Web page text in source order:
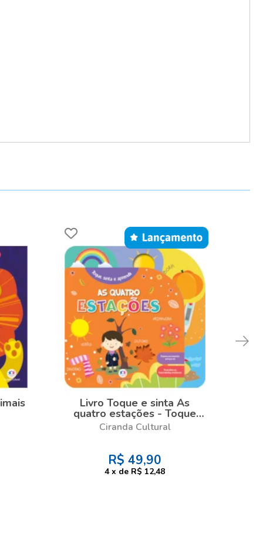
Livro Toque e sinta As
quatro estações - Toque
sinta e aprenda
Ciranda Cultural
R$ 49,90
4 x de R$ 12,48